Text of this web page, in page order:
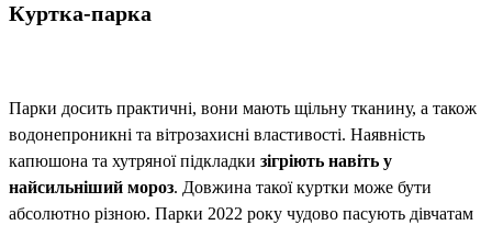
Куртка-парка
Парки досить практичні, вони мають щільну тканину, а також
водонепроникні та вітрозахисні властивості. Наявність
капюшона та хутряної підкладки зігріють навіть у
найсильніший мороз. Довжина такої куртки може бути
абсолютно різною. Парки 2022 року чудово пасують дівчатам